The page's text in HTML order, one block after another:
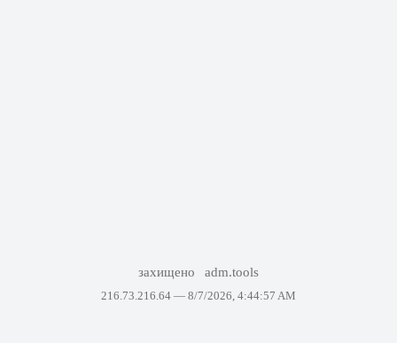
захищено adm.tools
216.73.216.64 — 8/7/2026, 4:44:57 AM